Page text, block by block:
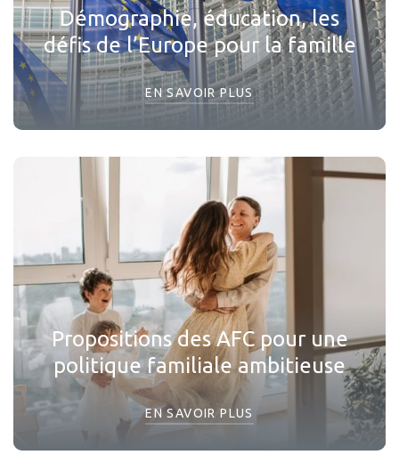
Démographie, éducation, les
défis de l’Europe pour la famille
EN SAVOIR PLUS
Propositions des AFC pour une
politique familiale ambitieuse
EN SAVOIR PLUS